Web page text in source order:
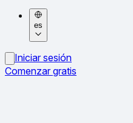
es
Iniciar sesión
Comenzar gratis